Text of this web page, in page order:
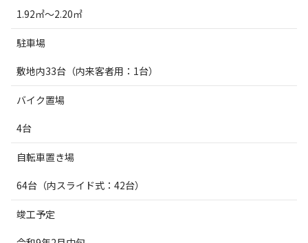
1.92㎡～2.20㎡
駐車場
敷地内33台（内来客者用：1台）
バイク置場
4台
自転車置き場
64台（内スライド式：42台）
竣工予定